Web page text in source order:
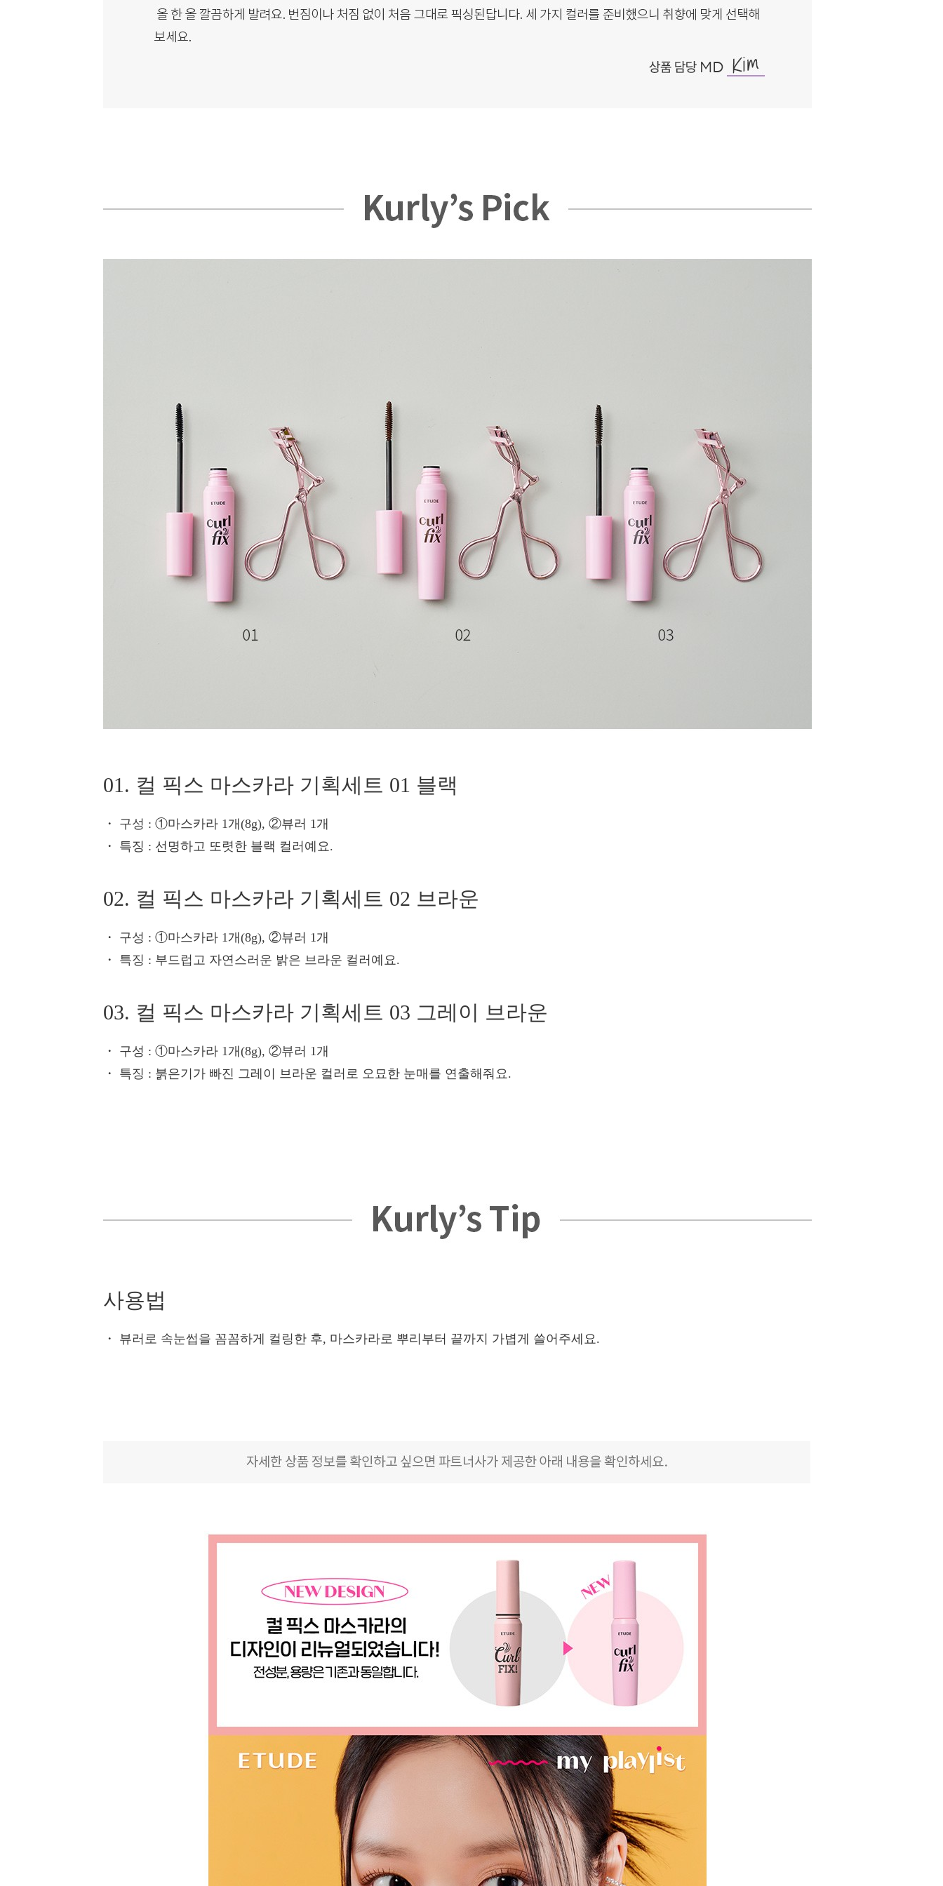
01. 컬 픽스 마스카라 기획세트 01 블랙
・ 구성 : ①마스카라 1개(8g), ②뷰러 1개
・ 특징 : 선명하고 또렷한 블랙 컬러예요.
02. 컬 픽스 마스카라 기획세트 02 브라운
・ 구성 : ①마스카라 1개(8g), ②뷰러 1개
・ 특징 : 부드럽고 자연스러운 밝은 브라운 컬러예요.
03. 컬 픽스 마스카라 기획세트 03 그레이 브라운
・ 구성 : ①마스카라 1개(8g), ②뷰러 1개
・ 특징 : 붉은기가 빠진 그레이 브라운 컬러로 오묘한 눈매를 연출해줘요.
사용법
・ 뷰러로 속눈썹을 꼼꼼하게 컬링한 후, 마스카라로 뿌리부터 끝까지 가볍게 쓸어주세요.